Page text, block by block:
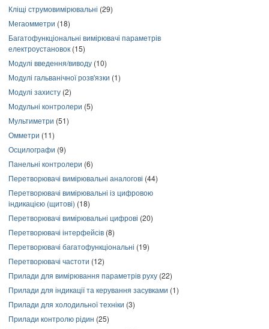
Кліщі струмовимірювальні (29)
Мегаомметри (18)
Багатофункціональні вимірювачі параметрів
електроустановок (15)
Модулі введення/виводу (10)
Модулі гальванічної розв'язки (1)
Модулі захисту (2)
Модульні контролери (5)
Мультиметри (51)
Омметри (11)
Осцилографи (9)
Панельні контролери (6)
Перетворювачі вимірювальні аналогові (44)
Перетворювачі вимірювальні із цифровою
індикацією (щитові) (18)
Перетворювачі вимірювальні цифрові (20)
Перетворювачі інтерфейсів (8)
Перетворювачі багатофункціональні (19)
Перетворювачі частоти (12)
Прилади для вимірювання параметрів руху (22)
Прилади для індикації та керування засувками (1)
Прилади для холодильної техніки (3)
Прилади контролю рідин (25)